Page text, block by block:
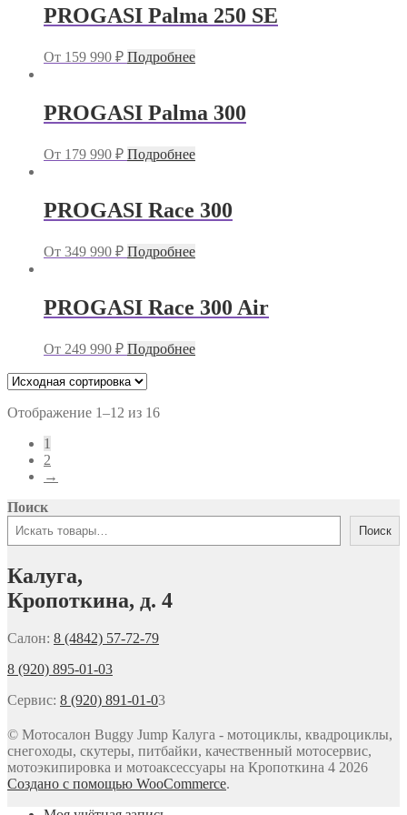
PROGASI Palma 250 SE
От 159 990 ₽ Подробнее
PROGASI Palma 300
От 179 990 ₽ Подробнее
PROGASI Race 300
От 349 990 ₽ Подробнее
PROGASI Race 300 Air
От 249 990 ₽ Подробнее
Отображение 1–12 из 16
1
2
→
Поиск
Поиск
Калуга,
Кропоткина, д. 4
Салон: 8 (4842) 57-72-79
8 (920) 895-01-03
Сервис: 8 (920) 891-01-03
© Мотосалон Buggy Jump Калуга - мотоциклы, квадроциклы,
снегоходы, скутеры, питбайки, качественный мотосервис,
мотоэкипировка и мотоаксессуары на Кропоткина 4 2026
Создано с помощью WooCommerce.